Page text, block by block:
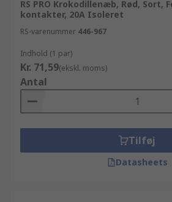
RS PRO Krokodillenæb, Rød, Sort,
kontakter, 20A Isoleret
RS-varenummer 446-967
Indhold (1 par)
Kr. 71,59(ekskl. moms)
Antal
Tilføj
Datasheets